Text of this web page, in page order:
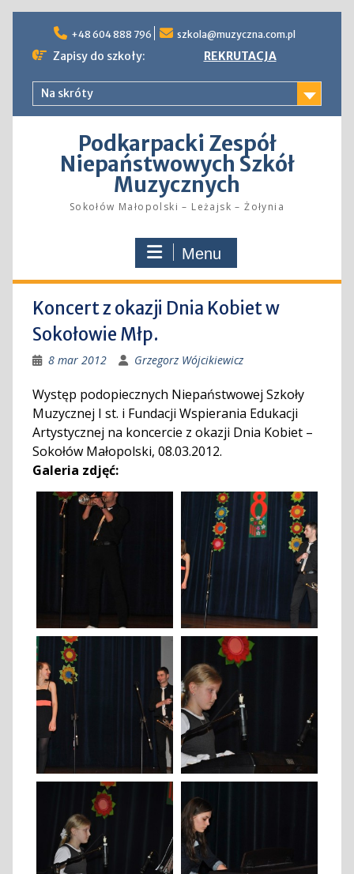
content
+48 604 888 796 szkola@muzyczna.com.pl
Zapisy do szkoły: REKRUTACJA
Na skróty
Podkarpacki Zespół
Niepaństwowych Szkół
Muzycznych
Sokołów Małopolski – Leżajsk – Żołynia
Menu
Koncert z okazji Dnia Kobiet w
Sokołowie Młp.
8 mar 2012 Grzegorz Wójcikiewicz
Występ podopiecznych Niepaństwowej Szkoły
Muzycznej I st. i Fundacji Wspierania Edukacji
Artystycznej na koncercie z okazji Dnia Kobiet –
Sokołów Małopolski, 08.03.2012.
Galeria zdjęć: